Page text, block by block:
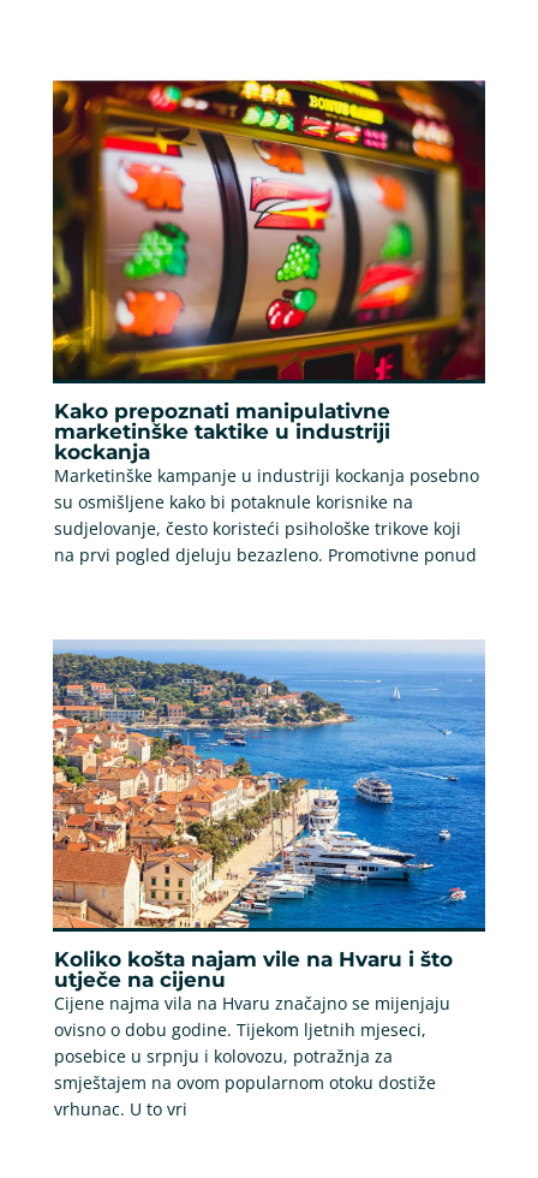
Kako prepoznati manipulativne
marketinške taktike u industriji
kockanja
Marketinške kampanje u industriji kockanja posebno
su osmišljene kako bi potaknule korisnike na
sudjelovanje, često koristeći psihološke trikove koji
na prvi pogled djeluju bezazleno. Promotivne ponud
Koliko košta najam vile na Hvaru i što
utječe na cijenu
Cijene najma vila na Hvaru značajno se mijenjaju
ovisno o dobu godine. Tijekom ljetnih mjeseci,
posebice u srpnju i kolovozu, potražnja za
smještajem na ovom popularnom otoku dostiže
vrhunac. U to vri